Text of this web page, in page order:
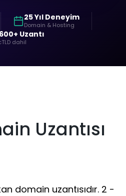
25 Yıl Deneyim
Domain & Hosting
Uzantı
dahil
Uzantısı
domain uzantısıdır. 2 -